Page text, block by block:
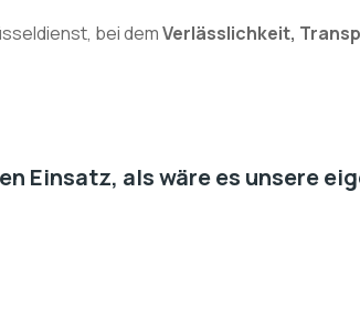
bei demVerlässlichkeit,
Einsatz, als wäre es unsere